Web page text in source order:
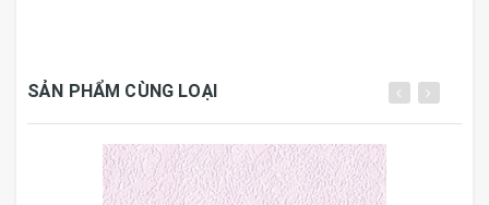
Bề mặt phủ clemastic
Chống trầy xước
Dễ dàng cọ rửa bề mặt bằng xà phòng, nước, khăn
SẢN PHẨM CÙNG LOẠI